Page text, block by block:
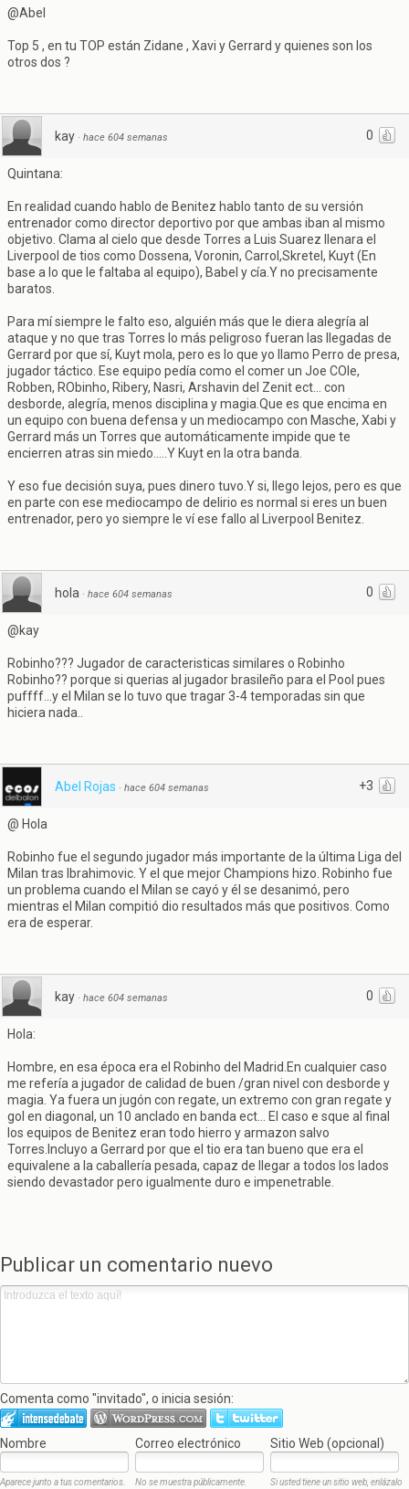
@Abel
Top 5 , en tu TOP están Zidane , Xavi y Gerrard y quienes son los
otros dos ?
0
kay · hace 604 semanas
Quintana:
En realidad cuando hablo de Benitez hablo tanto de su versión
entrenador como director deportivo por que ambas iban al mismo
objetivo. Clama al cielo que desde Torres a Luis Suarez llenara el
Liverpool de tios como Dossena, Voronin, Carrol,Skretel, Kuyt (En
base a lo que le faltaba al equipo), Babel y cía.Y no precisamente
baratos.
Para mí siempre le falto eso, alguién más que le diera alegría al
ataque y no que tras Torres lo más peligroso fueran las llegadas de
Gerrard por que sí, Kuyt mola, pero es lo que yo llamo Perro de presa,
jugador táctico. Ese equipo pedía como el comer un Joe COle,
Robben, RObinho, Ribery, Nasri, Arshavin del Zenit ect... con
desborde, alegría, menos disciplina y magia.Que es que encima en
un equipo con buena defensa y un mediocampo con Masche, Xabi y
Gerrard más un Torres que automáticamente impide que te
encierren atras sin miedo.....Y Kuyt en la otra banda.
Y eso fue decisión suya, pues dinero tuvo.Y si, llego lejos, pero es que
en parte con ese mediocampo de delirio es normal si eres un buen
entrenador, pero yo siempre le ví ese fallo al Liverpool Benitez.
0
hola · hace 604 semanas
@kay
Robinho??? Jugador de caracteristicas similares o Robinho
Robinho?? porque si querias al jugador brasileño para el Pool pues
puffff...y el Milan se lo tuvo que tragar 3-4 temporadas sin que
hiciera nada..
+3
Abel Rojas · hace 604 semanas
@ Hola
Robinho fue el segundo jugador más importante de la última Liga del
Milan tras Ibrahimovic. Y el que mejor Champions hizo. Robinho fue
un problema cuando el Milan se cayó y él se desanimó, pero
mientras el Milan compitió dio resultados más que positivos. Como
era de esperar.
0
kay · hace 604 semanas
Hola:
Hombre, en esa época era el Robinho del Madrid.En cualquier caso
me refería a jugador de calidad de buen /gran nivel con desborde y
magia. Ya fuera un jugón con regate, un extremo con gran regate y
gol en diagonal, un 10 anclado en banda ect... El caso e sque al final
los equipos de Benitez eran todo hierro y armazon salvo
Torres.Incluyo a Gerrard por que el tio era tan bueno que era el
equivalene a la caballería pesada, capaz de llegar a todos los lados
siendo devastador pero igualmente duro e impenetrable.
Publicar un comentario nuevo
Comenta como "invitado", o inicia sesión:
Nombre Correo electrónico Sitio Web (opcional)
Aparece junto a tus comentarios. No se muestra públicamente. Si usted tiene un sitio web, enlázalo